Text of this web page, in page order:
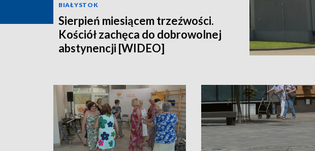
BIAŁYSTOK
Sierpień miesiącem trzeźwości.
Kościół zachęca do dobrowolnej
abstynencji [WIDEO]